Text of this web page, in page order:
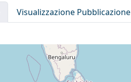
Visualizzazione Pubblicazione